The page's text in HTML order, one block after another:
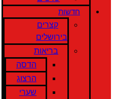
חדשות
קצרים
בירושלים
בריאות
הדסה
הרצוג
שערי